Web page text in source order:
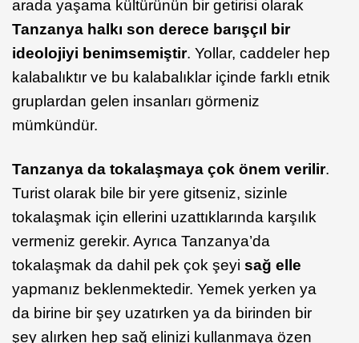
arada yaşama kültürünün bir getirisi olarak
Tanzanya halkı son derece barışçıl bir
ideolojiyi benimsemiştir. Yollar, caddeler hep
kalabalıktır ve bu kalabalıklar içinde farklı etnik
gruplardan gelen insanları görmeniz
mümkündür.
Tanzanya da tokalaşmaya çok önem verilir.
Turist olarak bile bir yere gitseniz, sizinle
tokalaşmak için ellerini uzattıklarında karşılık
vermeniz gerekir. Ayrıca Tanzanya’da
tokalaşmak da dahil pek çok şeyi sağ elle
yapmanız beklenmektedir. Yemek yerken ya
da birine bir şey uzatırken ya da birinden bir
şey alırken hep sağ elinizi kullanmaya özen